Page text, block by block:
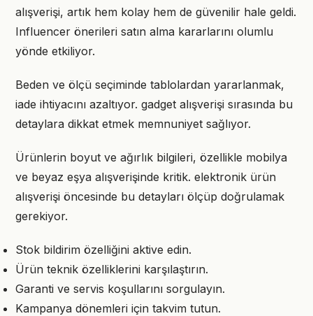
alışverişi, artık hem kolay hem de güvenilir hale geldi.
Influencer önerileri satın alma kararlarını olumlu
yönde etkiliyor.
Beden ve ölçü seçiminde tablolardan yararlanmak,
iade ihtiyacını azaltıyor. gadget alışverişi sırasında bu
detaylara dikkat etmek memnuniyet sağlıyor.
Ürünlerin boyut ve ağırlık bilgileri, özellikle mobilya
ve beyaz eşya alışverişinde kritik. elektronik ürün
alışverişi öncesinde bu detayları ölçüp doğrulamak
gerekiyor.
Stok bildirim özelliğini aktive edin.
Ürün teknik özelliklerini karşılaştırın.
Garanti ve servis koşullarını sorgulayın.
Kampanya dönemleri için takvim tutun.